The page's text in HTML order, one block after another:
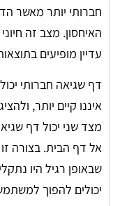
חברותי יותר מאשר
האיחסון. מצב זה
עדיין מופיעים
דף שגיאה חברותי
איננו קיים יותר,
מצד שני יכול דף
אל דף הבית. בצורה
שבאופן רגיל היו
יכולים להפוך